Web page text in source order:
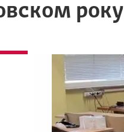
року